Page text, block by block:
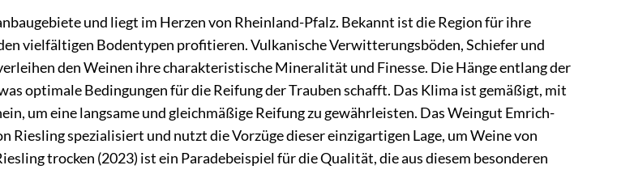
und liegt im Herzen von Rheinland-Pfalz. Bekannt ist die Region für ihre
vielfältigen Bodentypen profitieren. Vulkanische Verwitterungsböden, Schiefer und
den Weinen ihre charakteristische Mineralität und Finesse. Die Hänge entlang der
optimale Bedingungen für die Reifung der Trauben schafft. Das Klima ist gemäßigt, mit
um eine langsame und gleichmäßige Reifung zu gewährleisten. Das Weingut Emrich-
Riesling spezialisiert und nutzt die Vorzüge dieser einzigartigen Lage, um Weine von
trocken (2023) ist ein Paradebeispiel für die Qualität, die aus diesem besonderen